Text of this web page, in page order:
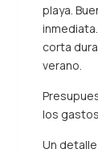
playa.
corta
verano.
los
Un